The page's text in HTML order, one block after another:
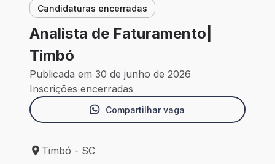
Candidaturas encerradas
Analista de Faturamento|
Timbó
Publicada em 30 de junho de 2026
Inscrições encerradas
Compartilhar vaga
Local de trabalho: Timbó - SC
Timbó - SC